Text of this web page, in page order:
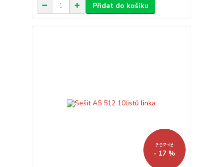
Přidat do košíku
7,07 Kč
- 17 %